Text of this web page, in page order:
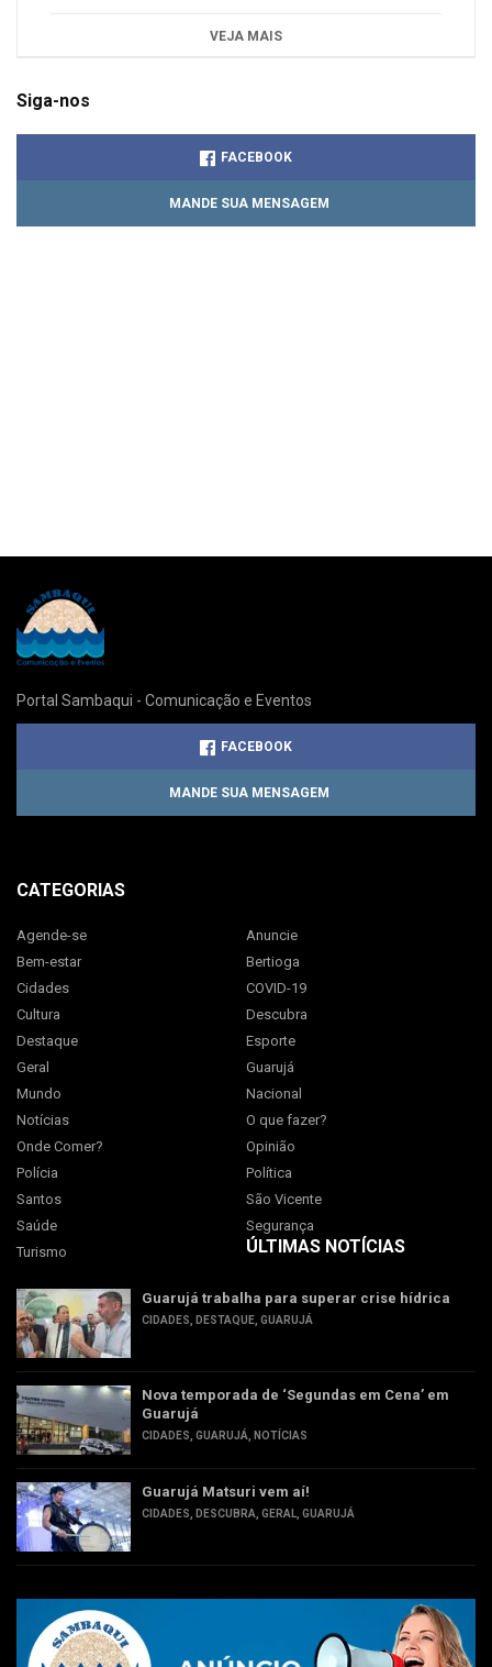
VEJA MAIS
Siga-nos
FACEBOOK
MANDE SUA MENSAGEM
Portal Sambaqui - Comunicação e Eventos
FACEBOOK
MANDE SUA MENSAGEM
CATEGORIAS
Agende-se
Anuncie
Bem-estar
Bertioga
Cidades
COVID-19
Cultura
Descubra
Destaque
Esporte
Geral
Guarujá
Mundo
Nacional
Notícias
O que fazer?
Onde Comer?
Opinião
Polícia
Política
Santos
São Vicente
Saúde
Segurança
Turismo
ÚLTIMAS NOTÍCIAS
Guarujá trabalha para superar crise hídrica
CIDADES DESTAQUE GUARUJÁ
Nova temporada de ‘Segundas em Cena’ em
Guarujá
CIDADES GUARUJÁ NOTÍCIAS
Guarujá Matsuri vem aí!
CIDADES DESCUBRA GERAL GUARUJÁ